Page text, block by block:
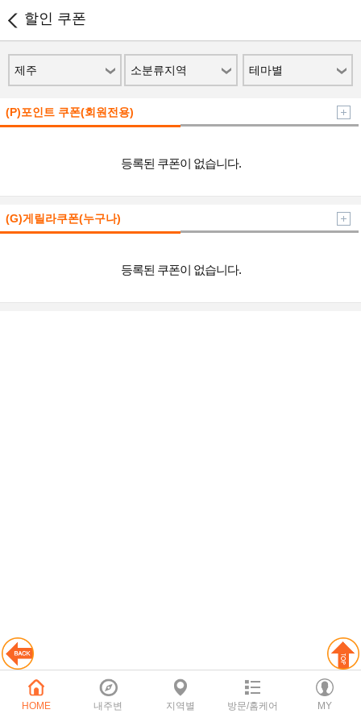
할인 쿠폰
제주 소분류지역 테마별
(P)포인트 쿠폰(회원전용)
등록된 쿠폰이 없습니다.
(G)게릴라쿠폰(누구나)
등록된 쿠폰이 없습니다.
HOME 내주변 지역별 방문/홈케어 MY